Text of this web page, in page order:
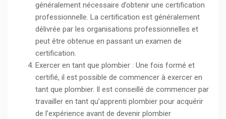
généralement nécessaire d’obtenir une certification
professionnelle. La certification est généralement
délivrée par les organisations professionnelles et
peut être obtenue en passant un examen de
certification.
Exercer en tant que plombier : Une fois formé et
certifié, il est possible de commencer à exercer en
tant que plombier. Il est conseillé de commencer par
travailler en tant qu’apprenti plombier pour acquérir
de l’expérience avant de devenir plombier